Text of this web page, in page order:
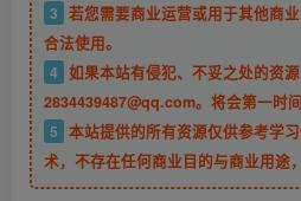
3 若您需要商业运营或用于其他商
合法使用。
4 如果本站有侵犯、不妥之处的资源
2834439487@qq.com。将会第一时间
5 本站提供的所有资源仅供参考学
术，不存在任何商业目的与商业用途